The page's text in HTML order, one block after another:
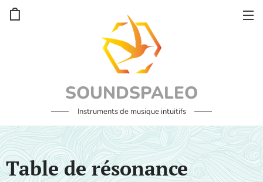
SOUNDSPALEO
Instruments de musique intuitifs
Table de résonance